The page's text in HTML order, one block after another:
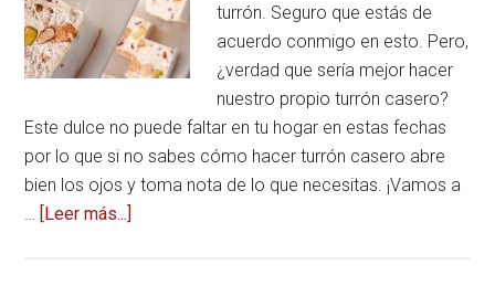
turrón. Seguro que estás de
acuerdo conmigo en esto. Pero,
¿verdad que sería mejor hacer
nuestro propio turrón casero?
Este dulce no puede faltar en tu hogar en estas fechas
por lo que si no sabes cómo hacer turrón casero abre
bien los ojos y toma nota de lo que necesitas. ¡Vamos a
… [Leer más...]